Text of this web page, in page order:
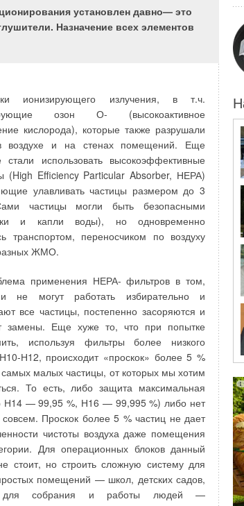
установлен давно— это
Назначение всех элементов
ионизирующего излучения, в т.ч.
озон О- (высокоактивное
кислорода), которые также разрушали
и на стенах помещений. Еще
стали использовать высокоэффективные
(High Efficiency Particular Absorber, НЕРА)
улавливать частицы размером до 3
частицы могли быть безопасными
и капли воды), но одновременно
транспортом, переносчиком по воздуху
ЖМО.
применения НЕРА- фильтров в том,
не могут работать избирательно и
все частицы, постепенно засоряются и
замены. Еще хуже то, что при попытке
используя фильтры более низкого
Н12, происходит «проскок» более 5 %
малых частицы, от которых мы хотим
То есть, либо защита максимальная
Н14 — 99,95 %, Н16 — 99,995 %) либо нет
Проскок более 5 % частиц не дает
чистоты воздуха даже помещения
Для операционных блоков данный
стоит, но строить сложную систему для
помещений — школ, детских садов,
для собрания и работы людей —
химической промышленности,
и др.
с постоянным повышением их
темп совершенствования технических
радиаторов означает для
не только внесение конструктивных
при сохранении сложившихся норм
вида, не только использование
технологий, систем автоматизации и
высокоточного оборудования, но и
новым требованиям к контролю
на всех стадиях изготовления — от выбора
материала до отгрузки готовой продукции
Контроль установлен для химического
сырья, плавки, механических свойств,
и сварных соединений, толщины и
покраски, шероховатости поверхностей,
упаковки, условий складирования и
другого. Средства контроля также должны
постоянную проверку. Поэтому
современного отопительного прибора
без проведения комплекса контроля
радиаторов регулирует ГОСТ
«Приборы отопительные» [1]. В
согласно п. 5.2 отопительные приборы